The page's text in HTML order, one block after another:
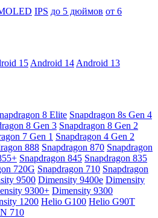
IPS до 5 дюймов от 6
15 Android 14 Android 13
8 Elite Snapdragon 8s Gen 4
8 Gen 3 Snapdragon 8 Gen 2
7 Gen 1 Snapdragon 4 Gen 2
888 Snapdragon 870 Snapdragon
Snapdragon 845 Snapdragon 835
720G Snapdragon 710 Snapdragon
9500 Dimensity 9400e Dimensity
9300+ Dimensity 9300
1200 Helio G100 Helio G90T
710